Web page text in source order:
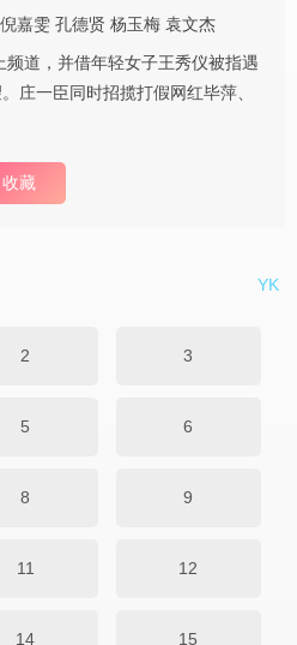
倪嘉雯 孔德贤 杨玉梅 袁文杰
道，并借年轻女子王秀仪被指遇
庄一臣同时招揽打假网红毕萍、
收藏
YK
2 3
5 6
8 9
11 12
14 15